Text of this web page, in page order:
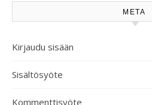
META
Kirjaudu sisään
Sisältösyöte
Kommenttisyöte